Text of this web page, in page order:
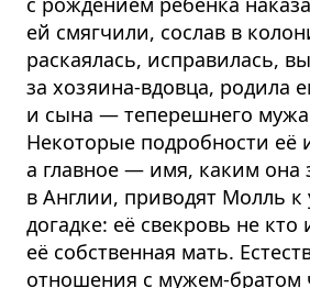
ей смягчили, сослав в
раскаялась, исправилась,
за хозяина-вдовца, родила
и сына — теперешнего
Некоторые подробности её
а главное — имя, каким она
в Англии, приводят Молль к
догадке: её свекровь не кто
её собственная мать.
отношения с мужем-братом